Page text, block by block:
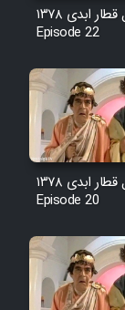
سریال قطار ابدی ۱۳۷۸ -
Episode 22
سریال قطار ابدی ۱۳۷۸ -
Episode 20